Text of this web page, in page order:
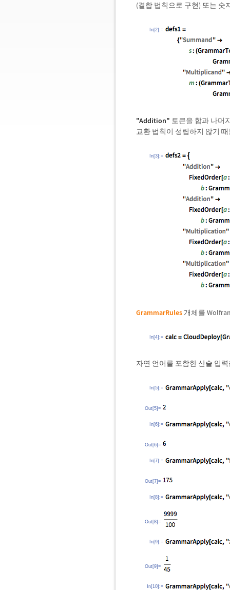
(결합 법칙으로 구현) 또는 숫
In[2]:=
"Addition" 토큰을 합과 나머
교환 법칙이 성립하지 않기
In[3]:=
GrammarRules 개체를
In[4]:=
자연 언어를 포함한 산술 입
In[5]:=
Out[5]=
In[6]:=
Out[6]=
In[7]:=
Out[7]=
In[8]:=
Out[8]=
In[9]:=
Out[9]=
In[10]:=